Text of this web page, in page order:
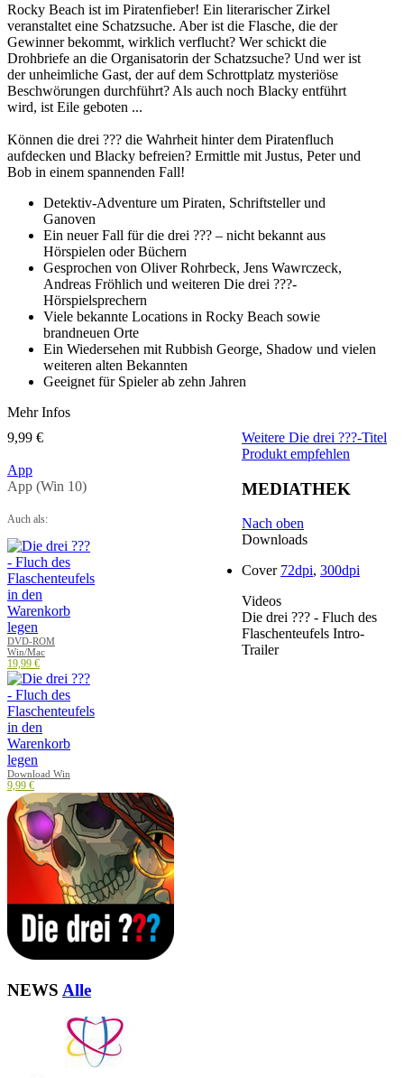
Rocky Beach ist im Piratenfieber! Ein literarischer Zirkel
veranstaltet eine Schatzsuche. Aber ist die Flasche, die der
Gewinner bekommt, wirklich verflucht? Wer schickt die
Drohbriefe an die Organisatorin der Schatzsuche? Und wer ist
der unheimliche Gast, der auf dem Schrottplatz mysteriöse
Beschwörungen durchführt? Als auch noch Blacky entführt
wird, ist Eile geboten ...
Können die drei ??? die Wahrheit hinter dem Piratenfluch
aufdecken und Blacky befreien? Ermittle mit Justus, Peter und
Bob in einem spannenden Fall!
Detektiv-Adventure um Piraten, Schriftsteller und
Ganoven
Ein neuer Fall für die drei ??? – nicht bekannt aus
Hörspielen oder Büchern
Gesprochen von Oliver Rohrbeck, Jens Wawrczeck,
Andreas Fröhlich und weiteren Die drei ???-
Hörspielsprechern
Viele bekannte Locations in Rocky Beach sowie
brandneuen Orte
Ein Wiedersehen mit Rubbish George, Shadow und vielen
weiteren alten Bekannten
Geeignet für Spieler ab zehn Jahren
Mehr Infos
9,99 €
App
App (Win 10)
Auch als:
DVD-ROM
Win/Mac
19,99 €
Download Win
9,99 €
Weitere Die drei ???-Titel
Produkt empfehlen
MEDIATHEK
Nach oben
Downloads
Cover 72dpi, 300dpi
Videos
Die drei ??? - Fluch des
Flaschenteufels Intro-
Trailer
NEWS Alle